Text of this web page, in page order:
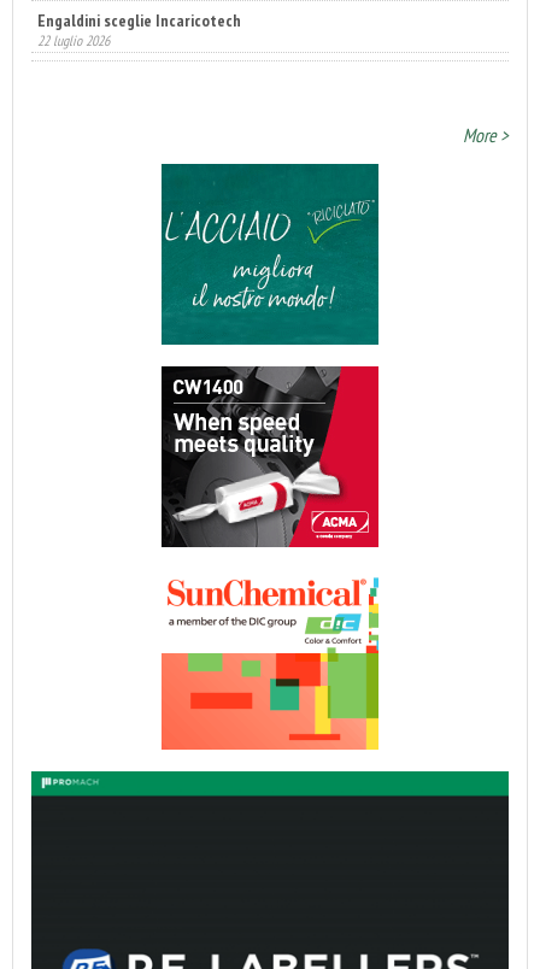
Annunciati i finalisti dei Diamonds Awards 2026 di FTA Europe
14 luglio 2026
More >